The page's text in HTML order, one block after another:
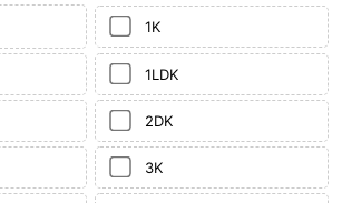
1K
1LDK
2DK
3K